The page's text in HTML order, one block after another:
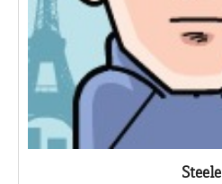
Steele